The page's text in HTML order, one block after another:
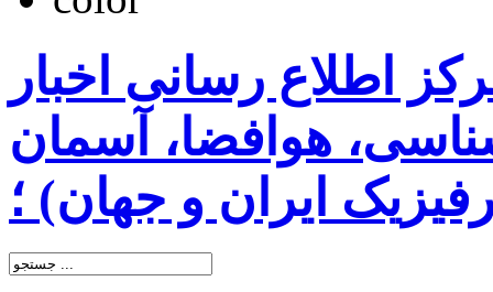
اطلاع رسانی اخبار
هوافضا، آسمان
ایران و جهان) ؛